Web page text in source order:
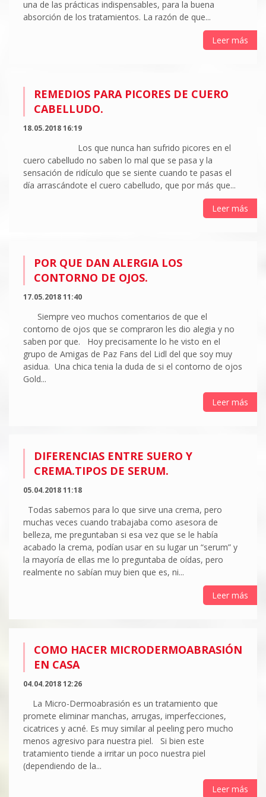
una de las prácticas indispensables, para la buena
absorción de los tratamientos. La razón de que...
Leer más
REMEDIOS PARA PICORES DE CUERO
CABELLUDO.
18.05.2018 16:19
Los que nunca han sufrido picores en el
cuero cabelludo no saben lo mal que se pasa y la
sensación de ridículo que se siente cuando te pasas el
día arrascándote el cuero cabelludo, que por más que...
Leer más
POR QUE DAN ALERGIA LOS
CONTORNO DE OJOS.
17.05.2018 11:40
Siempre veo muchos comentarios de que el
contorno de ojos que se compraron les dio alegia y no
saben por que. Hoy precisamente lo he visto en el
grupo de Amigas de Paz Fans del Lidl del que soy muy
asidua. Una chica tenia la duda de si el contorno de ojos
Gold...
Leer más
DIFERENCIAS ENTRE SUERO Y
CREMA.TIPOS DE SERUM.
05.04.2018 11:18
Todas sabemos para lo que sirve una crema, pero
muchas veces cuando trabajaba como asesora de
belleza, me preguntaban si esa vez que se le había
acabado la crema, podían usar en su lugar un “serum” y
la mayoría de ellas me lo preguntaba de oídas, pero
realmente no sabían muy bien que es, ni...
Leer más
COMO HACER MICRODERMOABRASIÓN
EN CASA
04.04.2018 12:26
La Micro-Dermoabrasión es un tratamiento que
promete eliminar manchas, arrugas, imperfecciones,
cicatrices y acné. Es muy similar al peeling pero mucho
menos agresivo para nuestra piel. Si bien este
tratamiento tiende a irritar un poco nuestra piel
(dependiendo de la...
Leer más